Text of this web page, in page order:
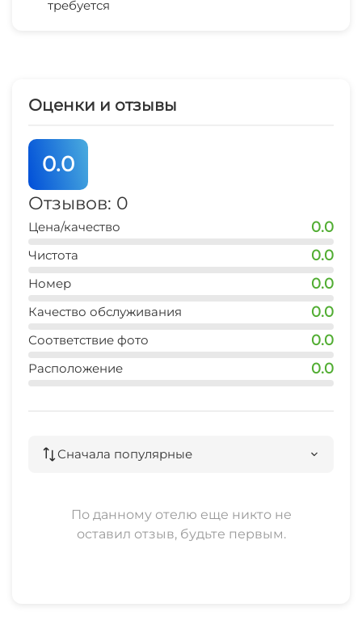
магазин продукты
5 мин
2 мин
магазин
остановка общественного транспорта
8 мин
5 мин
требуется
Оценки и отзывы
0.0
Отзывов: 0
Цена/качество 0.0
Чистота 0.0
Номер 0.0
Качество обслуживания 0.0
Соответствие фото 0.0
Расположение 0.0
Сначала популярные
По данному отелю еще никто не
оставил отзыв, будьте первым.